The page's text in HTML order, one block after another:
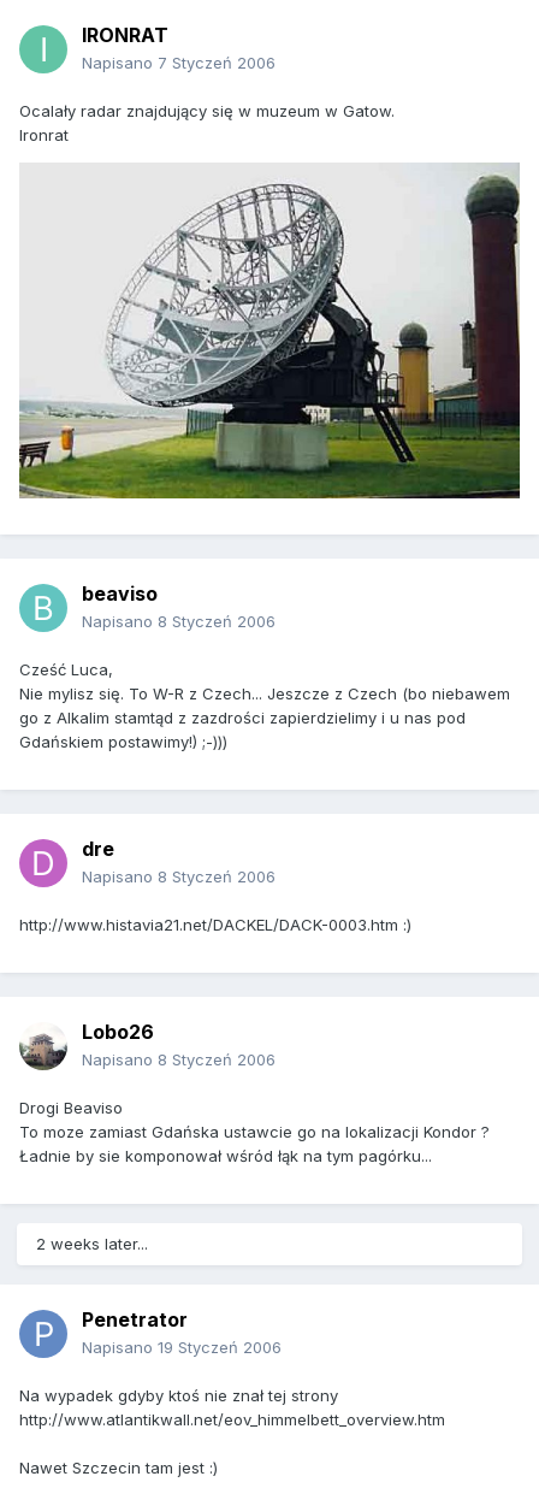
IRONRAT
Napisano 7 Styczeń 2006
Ocalały radar znajdujący się w muzeum w Gatow.
Ironrat
beaviso
Napisano 8 Styczeń 2006
Cześć Luca,
Nie mylisz się. To W-R z Czech... Jeszcze z Czech (bo niebawem
go z Alkalim stamtąd z zazdrości zapierdzielimy i u nas pod
Gdańskiem postawimy!) ;-)))
dre
Napisano 8 Styczeń 2006
http://www.histavia21.net/DACKEL/DACK-0003.htm :)
Lobo26
Napisano 8 Styczeń 2006
Drogi Beaviso
To moze zamiast Gdańska ustawcie go na lokalizacji Kondor ?
Ładnie by sie komponował wśród łąk na tym pagórku...
2 weeks later...
Penetrator
Napisano 19 Styczeń 2006
Na wypadek gdyby ktoś nie znał tej strony
http://www.atlantikwall.net/eov_himmelbett_overview.htm
Nawet Szczecin tam jest :)